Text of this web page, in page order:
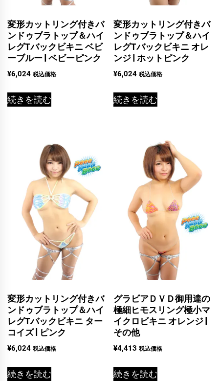
変形カットリング付きバ
ンドゥブラトップ＆ハイ
レグTバックビキニ ベビ
ーブルー | ベビーピンク
¥6,024 税込価格
続きを読む
変形カットリング付きバ
ンドゥブラトップ＆ハイ
レグTバックビキニ オレ
ンジ | ホットピンク
¥6,024 税込価格
続きを読む
変形カットリング付きバ
ンドゥブラトップ＆ハイ
レグTバックビキニ ター
コイズ | ピンク
¥6,024 税込価格
続きを読む
グラビアＤＶＤ御用達の
極細ヒモスリング極小マ
イクロビキニ オレンジ |
その他
¥4,413 税込価格
続きを読む